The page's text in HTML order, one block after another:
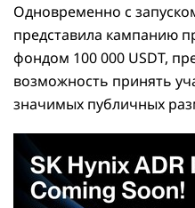
Одновременно с
представила кампанию
фондом 100 000 USDT,
возможность принять
значимых публичных